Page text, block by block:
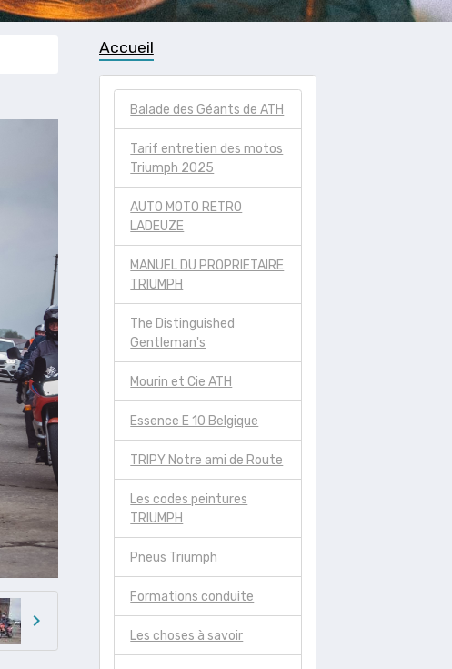
Accueil
Balade des Géants de ATH
Tarif entretien des motos
Triumph 2025
AUTO MOTO RETRO
LADEUZE
MANUEL DU PROPRIETAIRE
TRIUMPH
The Distinguished
Gentleman's
Mourin et Cie ATH
Essence E 10 Belgique
TRIPY Notre ami de Route
Les codes peintures
TRIUMPH
Pneus Triumph
Formations conduite
Les choses à savoir